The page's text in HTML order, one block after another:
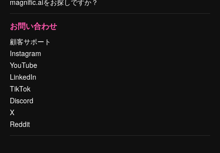
お問い合わせ
顧客サポート
Instagram
YouTube
LinkedIn
TikTok
Discord
X
Reddit